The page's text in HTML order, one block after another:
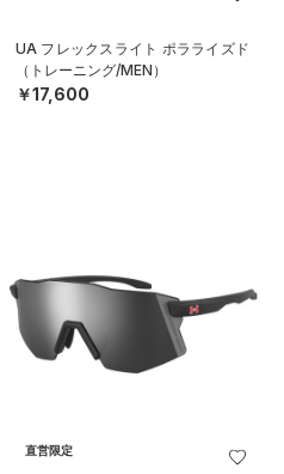
UA フレックスライト ポラライズド
（トレーニング/MEN）
￥17,600
直営限定